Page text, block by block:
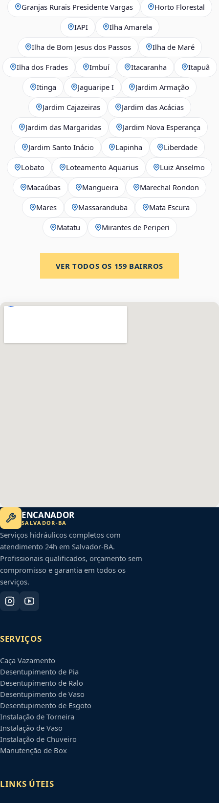
Granjas Rurais Presidente Vargas Horto Florestal
IAPI Ilha Amarela
Ilha de Bom Jesus dos Passos Ilha de Maré
Ilha dos Frades Imbuí Itacaranha Itapuã
Itinga Jaguaripe I Jardim Armação
Jardim Cajazeiras Jardim das Acácias
Jardim das Margaridas Jardim Nova Esperança
Jardim Santo Inácio Lapinha Liberdade
Lobato Loteamento Aquarius Luiz Anselmo
Macaúbas Mangueira Marechal Rondon
Mares Massaranduba Mata Escura
Matatu Mirantes de Periperi
VER TODOS OS 159 BAIRROS
ENCANADOR
SALVADOR-BA
Serviços hidráulicos completos com
atendimento 24h em Salvador-BA.
Profissionais qualificados, orçamento sem
compromisso e garantia em todos os
serviços.
SERVIÇOS
Caça Vazamento
Desentupimento de Pia
Desentupimento de Ralo
Desentupimento de Vaso
Desentupimento de Esgoto
Instalação de Torneira
Instalação de Vaso
Instalação de Chuveiro
Manutenção de Box
LINKS ÚTEIS